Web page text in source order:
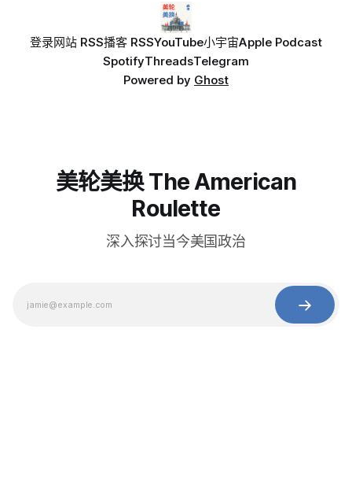
登录网站 RSS播客 RSSYouTube小宇宙Apple Podcast
SpotifyThreadsTelegram
Powered by Ghost
美轮美换 The American
Roulette
深入探讨当今美国政治